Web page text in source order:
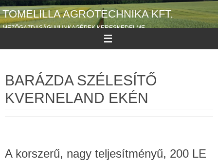
Megszakítás
TOMELILLA AGROTECHNIKA KFT.
MEZŐGAZDASÁGI MUNKAGÉPEK KERESKEDELME
BARÁZDA SZÉLESÍTŐ
KVERNELAND EKÉN
A korszerű, nagy teljesítményű, 200 LE